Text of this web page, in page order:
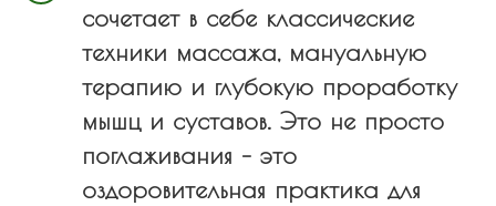
сочетает в себе классические
техники массажа, мануальную
терапию и глубокую проработку
мышц и суставов. Это не просто
поглаживания – это
оздоровительная практика для